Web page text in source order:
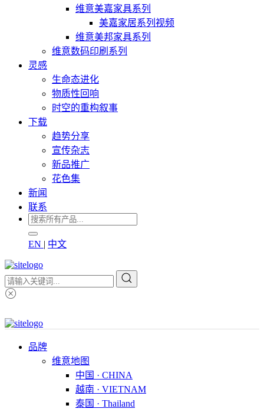
维意美嘉家具系列
美嘉家居系列视频
维意美邦家具系列
维意数码印刷系列
灵感
生命态进化
物质性回响
时空的重构叙事
下载
趋势分享
宣传杂志
新品推广
花色集
新闻
联系
EN | 中文
品牌
维意地图
中国 · CHINA
越南 · VIETNAM
泰国 · Thailand